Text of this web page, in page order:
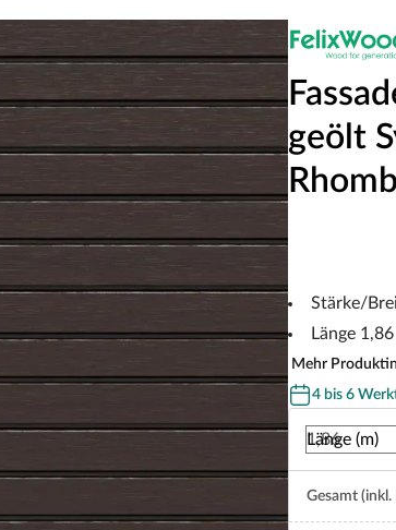
geölt
Stärke/
Länge
Mehr
4 bis 6
Länge (m)
Gesamt (inkl.